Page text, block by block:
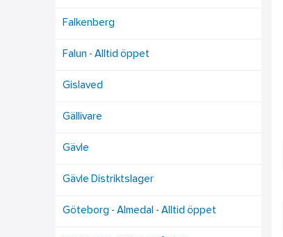
Falkenberg
Falun - Alltid öppet
Gislaved
Gällivare
Gävle
Gävle Distriktslager
Göteborg - Almedal - Alltid öppet